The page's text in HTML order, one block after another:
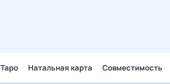
Таро Натальная карта Совместимость